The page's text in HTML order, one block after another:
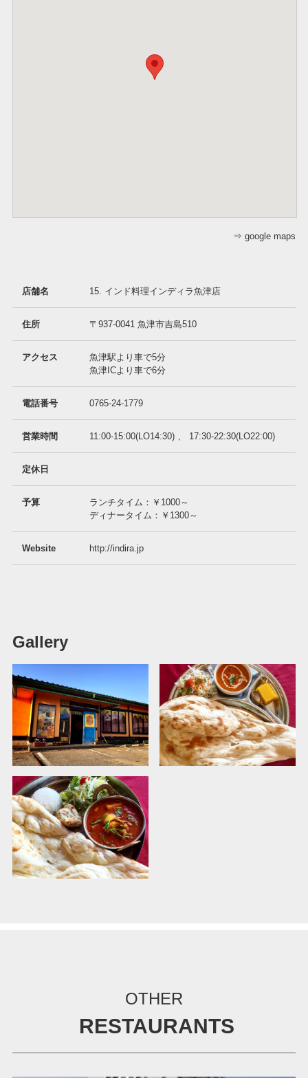
⇒ google maps
店舗名 15. インド料理インディラ魚津店
住所 〒937-0041 魚津市吉島510
アクセス
魚津駅より車で5分
魚津ICより車で6分
電話番号 0765-24-1779
営業時間 11:00-15:00(LO14:30) 、 17:30-22:30(LO22:00)
定休日
予算
ランチタイム：￥1000～
ディナータイム：￥1300～
Website http://indira.jp
Gallery
OTHER
RESTAURANTS